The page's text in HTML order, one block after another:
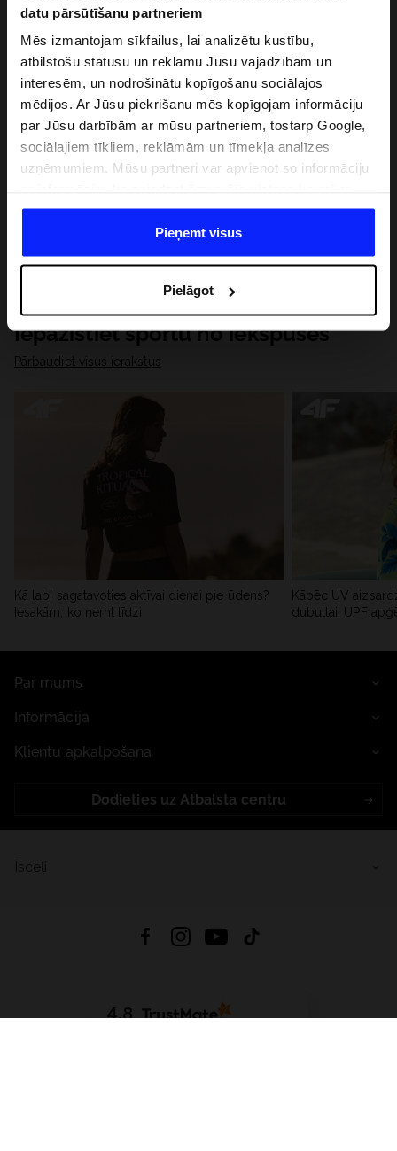
datu pārsūtīšanu partneriem
Mēs izmantojam sīkfailus, lai analizētu kustību,
atbilstošu statusu un reklamu Jūsu vajadzībām un
interesēm, un nodrošinātu kopīgošanu sociālajos
mēdijos. Ar Jūsu piekrišanu mēs kopīgojam informāciju
par Jūsu darbībām ar mūsu partneriem, tostarp Google,
sociālajiem tīkliem, reklāmām un tīmekļa analīzes
uzņēmumiem. Mūsu partneri var apvienot so informāciju
datiem, ko viņi iegūst, izmantojot viņu pakalpojumus. Ar
Jūsu atļauju, mēs varam pārsūtīt Jūsu personas datus
saviem partneriem, lai uzlabotu veidu, kadā tiek rādīta
saturu un uzlabotu mūsu partneru piedāvātos risinajumus
( piem. socialos tīklus). Detalizētu informāciju var atrast
mūsu Privātuma politikā un sadaļā "Detaļas".
Pieņemt visus
Pielāgot
Iepazīstiet sportu no iekšpuses
Pārbaudiet visus ierakstus
Kā labi sagatavoties aktīvai dienai pie ūdens?
Iesakām, ko ņemt līdzi
Kāpēc UV
dubultai: UPF
Par mums
Informācija
Klientu apkalpošana
Dodieties uz Atbalsta centru
4.8